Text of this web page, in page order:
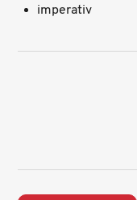
imperativ